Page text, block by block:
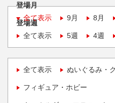
登場月
全て表示
9月 8月
登場週
全て表示
5週 4週
全て表示 ぬいぐるみ・
フィギュア・ホビー